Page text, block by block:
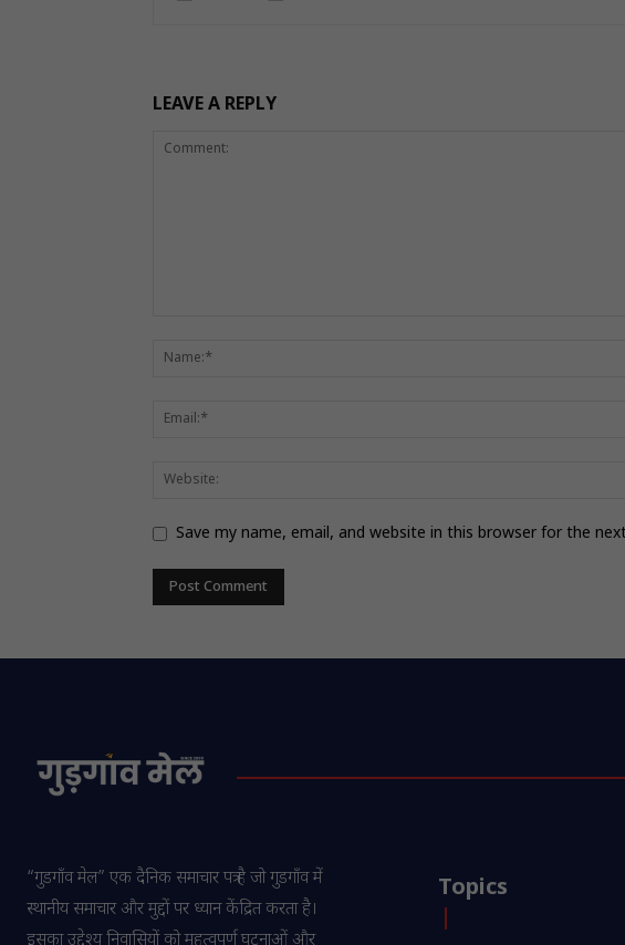
LEAVE A REPLY
Save my name, email, and website in this browser for the
“गुडगाँव मेल” एक दैनिक समाचार पत्र है जो गुडगाँव में
स्थानीय समाचार और मुद्दों पर ध्यान केंद्रित करता है।
Topics